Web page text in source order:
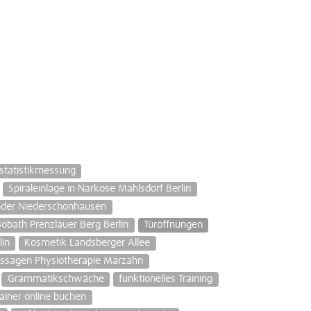
Spiraleinlage in Narkose Mahlsdorf Berlin
Niederschönhausen
Prenzlauer Berg Berlin
Türöffnungen
Kosmetik Landsberger Allee
Physiotherapie Marzahn
Grammatikschwäche
funktionelles Training
online buchen